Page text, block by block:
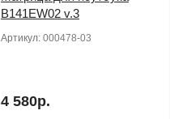
B141EW02 v.3
Артикул: 000478-03
4 580р.